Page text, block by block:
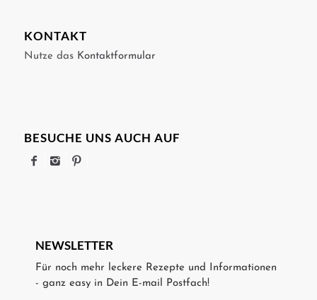
KONTAKT
Nutze das Kontaktformular
BESUCHE UNS AUCH AUF
NEWSLETTER
Für noch mehr leckere Rezepte und Informationen
- ganz easy in Dein E-mail Postfach!